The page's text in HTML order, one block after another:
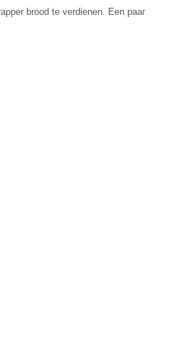
brood te verdienen. Een paar